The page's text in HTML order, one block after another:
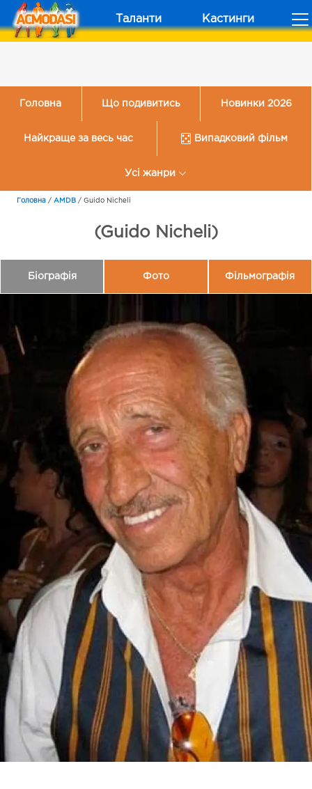
Таланти Кастинги
Головна Що подивитись Новинки 2026
Найкраще за весь час Випадковий фільм
Усі жанри
Головна / AMDB / Guido Nicheli
(Guido Nicheli)
Біографія Фото Фільмографія